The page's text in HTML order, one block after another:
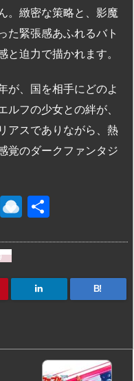
。緻密な策略と、影魔
た緊張感あふれるバト
迫力で描かれます。
が、国を相手にどのよ
ルフの少女との絆が、
アスでありながら、熱
覚のダークファンタジ
Fl R
n
dr
o
B!